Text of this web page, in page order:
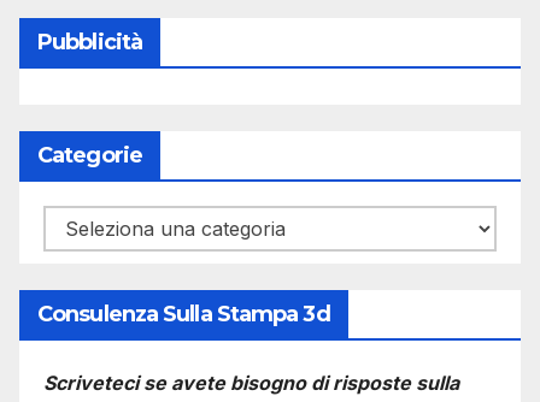
Pubblicità
Categorie
Categorie
Consulenza Sulla Stampa 3d
Scriveteci se avete bisogno di risposte sulla